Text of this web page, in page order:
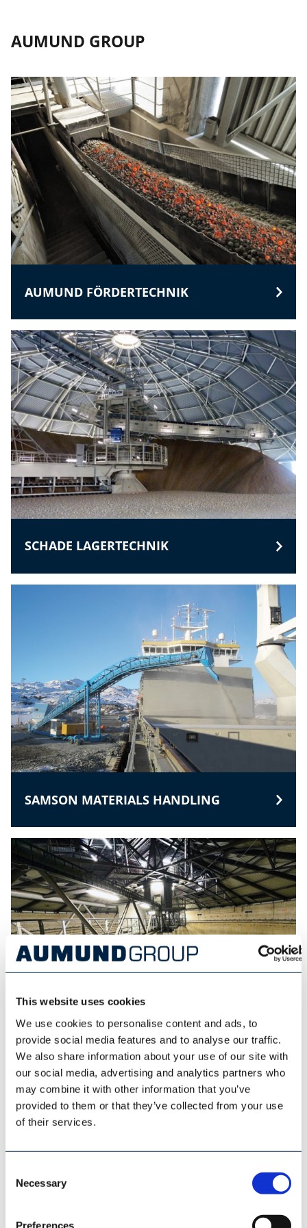
This website uses cookies
We use cookies to personalise content and ads, to
provide social media features and to analyse our traffic.
We also share information about your use of our site with
our social media, advertising and analytics partners who
may combine it with other information that you’ve
provided to them or that they’ve collected from your use
of their services.
Selection
Necessary
Preferences
AUMUND GROUP
AUMUND FÖRDERTECHNIK
SCHADE LAGERTECHNIK
SAMSON MATERIALS HANDLING
ESI EUROSILO